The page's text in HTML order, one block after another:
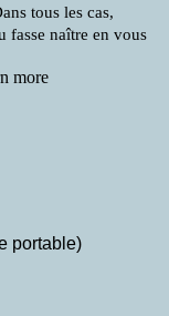
tous les cas,
fasse naître en vous
more
portable)